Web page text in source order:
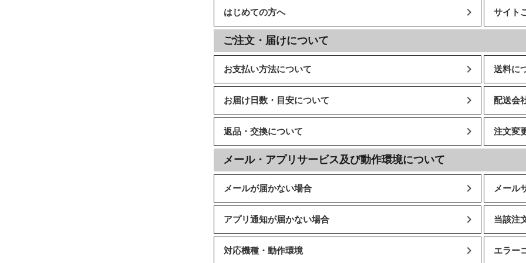
はじめての方へ サイト
ご注文・届けについて
お支払い方法について 送料に
お届け日数・目安について 配送会
返品・交換について 注文変
メール・アプリサービス及び動作環境について
メールが届かない場合 メール
アプリ通知が届かない場合 当該注
対応機種・動作環境 エラー